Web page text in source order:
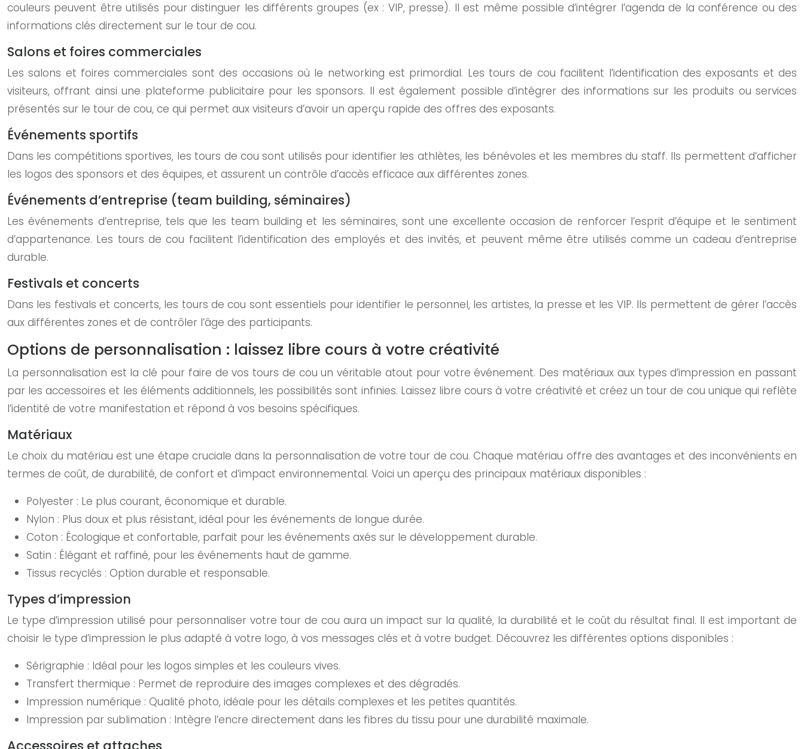
couleurs peuvent être utilisés pour distinguer les différents groupes (ex : VIP, presse). Il est même possible d’intégrer l’agenda de la conférence ou des
informations clés directement sur le tour de cou.
Salons et foires commerciales
Les salons et foires commerciales sont des occasions où le networking est primordial. Les tours de cou facilitent l’identification des exposants et des
visiteurs, offrant ainsi une plateforme publicitaire pour les sponsors. Il est également possible d’intégrer des informations sur les produits ou services
présentés sur le tour de cou, ce qui permet aux visiteurs d’avoir un aperçu rapide des offres des exposants.
Événements sportifs
Dans les compétitions sportives, les tours de cou sont utilisés pour identifier les athlètes, les bénévoles et les membres du staff. Ils permettent d’afficher
les logos des sponsors et des équipes, et assurent un contrôle d’accès efficace aux différentes zones.
Événements d’entreprise (team building, séminaires)
Les événements d’entreprise, tels que les team building et les séminaires, sont une excellente occasion de renforcer l’esprit d’équipe et le sentiment
d’appartenance. Les tours de cou facilitent l’identification des employés et des invités, et peuvent même être utilisés comme un cadeau d’entreprise
durable.
Festivals et concerts
Dans les festivals et concerts, les tours de cou sont essentiels pour identifier le personnel, les artistes, la presse et les VIP. Ils permettent de gérer l’accès
aux différentes zones et de contrôler l’âge des participants.
Options de personnalisation : laissez libre cours à votre créativité
La personnalisation est la clé pour faire de vos tours de cou un véritable atout pour votre événement. Des matériaux aux types d’impression en passant
par les accessoires et les éléments additionnels, les possibilités sont infinies. Laissez libre cours à votre créativité et créez un tour de cou unique qui reflète
l’identité de votre manifestation et répond à vos besoins spécifiques.
Matériaux
Le choix du matériau est une étape cruciale dans la personnalisation de votre tour de cou. Chaque matériau offre des avantages et des inconvénients en
termes de coût, de durabilité, de confort et d’impact environnemental. Voici un aperçu des principaux matériaux disponibles :
Polyester : Le plus courant, économique et durable.
Nylon : Plus doux et plus résistant, idéal pour les événements de longue durée.
Coton : Écologique et confortable, parfait pour les événements axés sur le développement durable.
Satin : Élégant et raffiné, pour les événements haut de gamme.
Tissus recyclés : Option durable et responsable.
Types d’impression
Le type d’impression utilisé pour personnaliser votre tour de cou aura un impact sur la qualité, la durabilité et le coût du résultat final. Il est important de
choisir le type d’impression le plus adapté à votre logo, à vos messages clés et à votre budget. Découvrez les différentes options disponibles :
Sérigraphie : Idéal pour les logos simples et les couleurs vives.
Transfert thermique : Permet de reproduire des images complexes et des dégradés.
Impression numérique : Qualité photo, idéale pour les détails complexes et les petites quantités.
Impression par sublimation : Intègre l’encre directement dans les fibres du tissu pour une durabilité maximale.